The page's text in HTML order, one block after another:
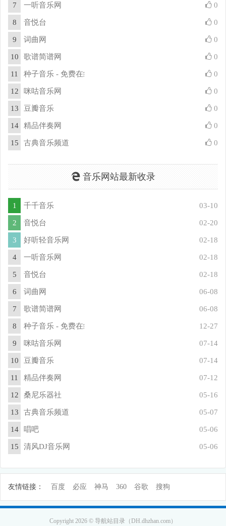
7 一听音乐网 0
8 音悦台 0
9 词曲网 0
10 歌谱简谱网 0
11 种子音乐 - 免费在线Mp3听歌音乐播放器 0
12 咪咕音乐网 0
13 豆瓣音乐 0
14 精品伴奏网 0
15 古典音乐频道 0
音乐网站最新收录
1 千千音乐 03-10
2 音悦台 02-20
3 好听轻音乐网 02-18
4 一听音乐网 02-18
5 音悦台 02-18
6 词曲网 06-08
7 歌谱简谱网 06-08
8 种子音乐 - 免费在线Mp3听歌音乐播放器 12-27
9 咪咕音乐网 07-14
10 豆瓣音乐 07-14
11 精品伴奏网 07-12
12 桑尼乐器社 05-16
13 古典音乐频道 05-07
14 唱吧 05-06
15 清风DJ音乐网 05-06
友情链接： 百度 必应 神马 360 谷歌 搜狗
Copyright 2026 © 导航站目录（DH.dhzhan.com）